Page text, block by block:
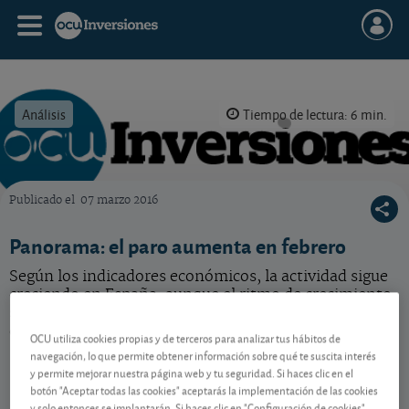
Análisis Tiempo de lectura: 6 min.
Publicado el 07 marzo 2016
Panorama: el paro aumenta en febrero
Según los indicadores económicos, la actividad sigue
creciendo en España, aunque el ritmo de crecimiento
de febrero para el empleo de los últimos tres años.
Contenido reservado a SOCIOS
OCU utiliza cookies propias y de terceros para analizar tus hábitos de
navegación, lo que permite obtener información sobre qué te suscita interés
y permite mejorar nuestra página web y tu seguridad. Si haces clic en el
botón "Aceptar todas las cookies" aceptarás la implementación de las cookies